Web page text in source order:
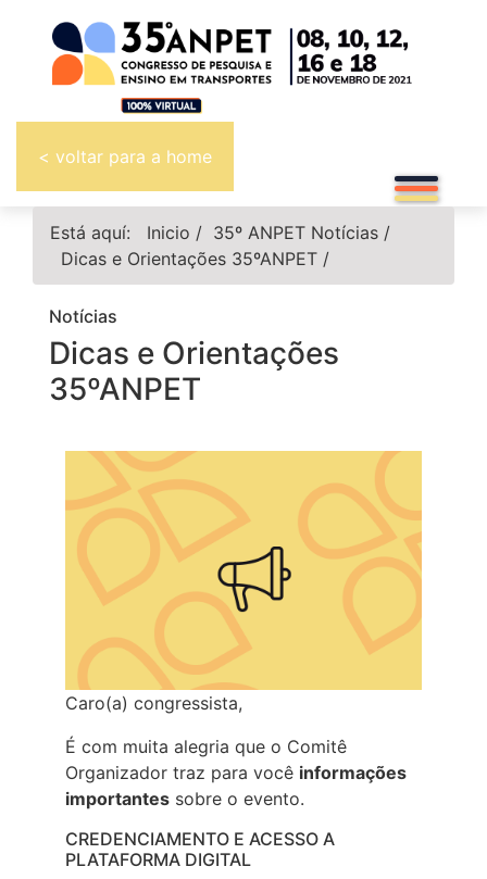
< voltar para a home
Está aquí: Inicio / 35º ANPET Notícias /
Dicas e Orientações 35ºANPET /
Notícias
Dicas e Orientações
35ºANPET
Caro(a) congressista,
É com muita alegria que o Comitê
Organizador traz para você informações
importantes sobre o evento.
CREDENCIAMENTO E ACESSO A
PLATAFORMA DIGITAL